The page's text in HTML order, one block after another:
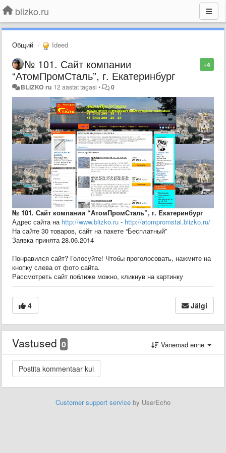
blizko.ru
Общий Ideed
+4
№ 101. Сайт компании
“АтомПромСталь”, г. Екатеринбург
BLIZKO ru 12 aastat tagasi • 0
№ 101. Сайт компании “АтомПромСталь”, г. Екатеринбург
Адрес сайта на http://www.blizko.ru - http://atompromstal.blizko.ru/
На сайте 30 товаров, сайт на пакете “Бесплатный”
Заявка принята 28.06.2014
Понравился сайт? Голосуйте! Чтобы проголосовать, нажмите на
кнопку слева от фото сайта.
Рассмотреть сайт поближе можно, кликнув на картинку
4 Jälgi
Vastused 0 Vanemad enne
Customer support service by UserEcho